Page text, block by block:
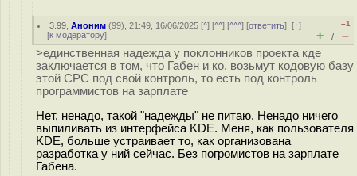
3.99 ,Аноним (99), 21:49, 16/06/2025 [^] [^^] [^^^] [ответить][↑]
[к модератору]
–1
+ / –
>единственная надежда у поклонников проекта кде
заключается в том, что Габен и ко. возьмут кодовую базу
этой СРС под свой контроль, то есть под контроль
программистов на зарплате
Нет, ненадо, такой "надежды" не питаю. Ненадо ничего
выпиливать из интерфейса KDE. Меня, как пользователя
KDE, больше устраивает то, как организована
разработка у ний сейчас. Без погромистов на зарплате
Габена.